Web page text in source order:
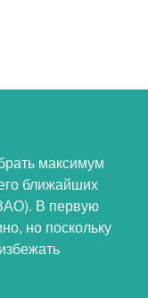
максимум
ближайших
В первую
но поскольку